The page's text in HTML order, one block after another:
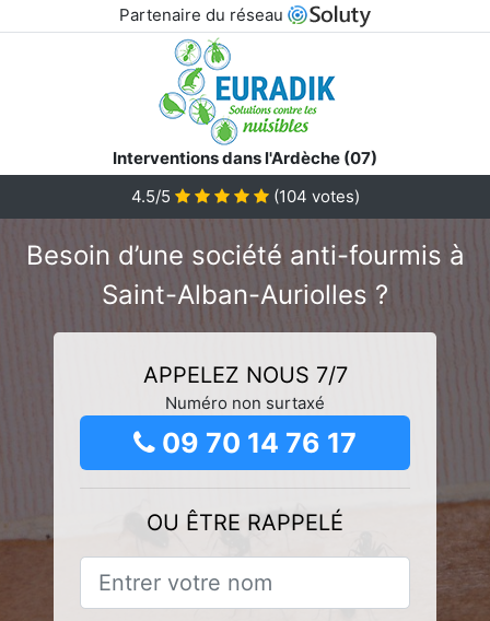
Partenaire du réseau
Interventions dans l'Ardèche (07)
4.5/5
(104 votes)
Besoin d’une société anti-fourmis à
Saint-Alban-Auriolles ?
APPELEZ NOUS 7/7
Numéro non surtaxé
09 70 14 76 17
OU ÊTRE RAPPELÉ